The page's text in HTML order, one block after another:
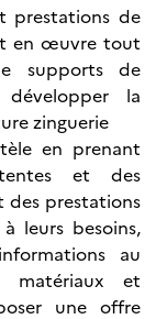
prestations de
en œuvre tout
supports de
la
zinguerie
en prenant
et des
prestations
leurs besoins,
au
matériaux et
une offre